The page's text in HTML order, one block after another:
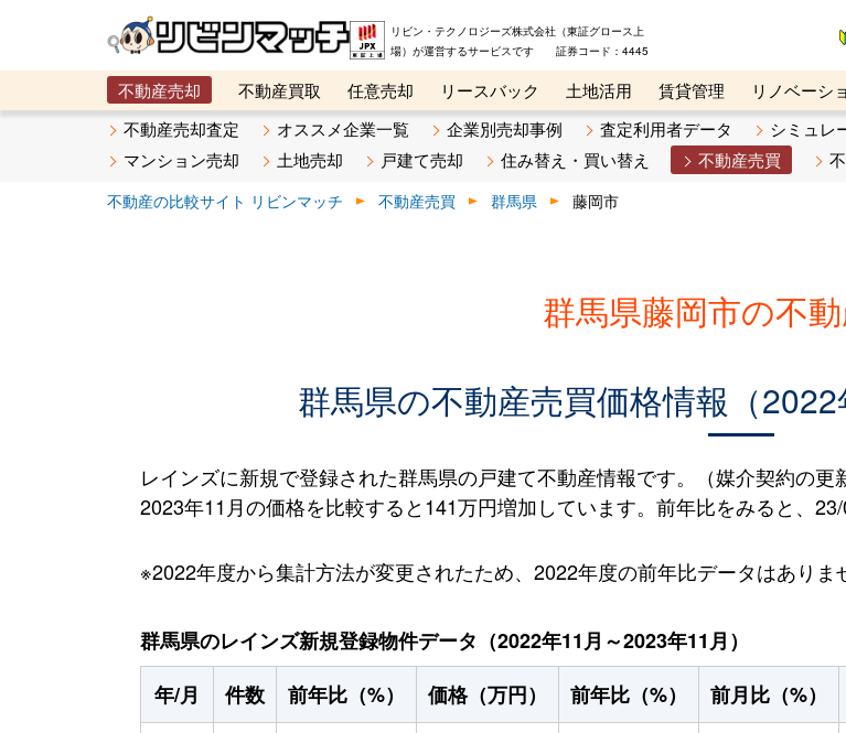
リビン・テクノロジーズ株式会社（東証グロース上
場）が運営するサービスです 証券コード：4445
不動産売却 不動産買取 任意売却 リースバック 土地活用 賃貸管理 リノベーシ
メタ住宅展示場
ベスト不動産カンパニー オンライン講座 リビンマガジンBiz 不動産売
不動産売却査定 オススメ企業一覧 企業別売却事例 査定利用者データ
シミュレ
マンション売却
土地売却 戸建て売却 住み替え・買い替え 不動産売買
不動産の比較サイト リビンマッチ 不動産売買 群馬県 藤岡市
群馬県藤岡市の不
群馬県の不動産売買価格情報（2022
レインズに新規で登録された群馬県の戸建て不動産情報です。（媒介契約の
2023年11月の価格を比較すると141万円増加しています。前年比をみると、23/
※2022年度から集計方法が変更されたため、2022年度の前年比データはありま
群馬県のレインズ新規登録物件データ（2022年11月～2023年11月）
年/月
件数 前年比（%） 価格（万円） 前年比（%） 前月比（%）